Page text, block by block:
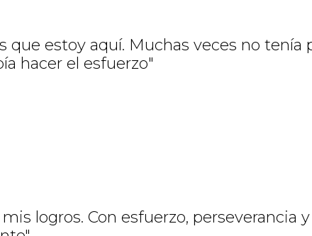
estoy aquí. Muchas veces no tenía
hacer el esfuerzo"
logros. Con esfuerzo, perseverancia y